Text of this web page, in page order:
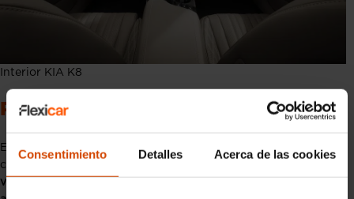
Consentimiento Detalles Acerca de las cookies
Interior KIA K8
Precio del KIA K8
El precio del KIA K8
varía dependiendo del mercado y la
configuración seleccionada. En Corea del Sur, don
vendido con gran éxito desde 2021, el precio de entrada es de